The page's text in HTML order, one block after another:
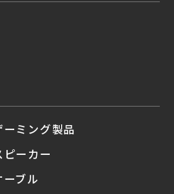
ーミング製品
ピーカー
ーブル